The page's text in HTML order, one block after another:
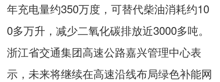
年充电量约350万度，可替代柴油消耗约10
0多万升，减少二氧化碳排放近3000多吨。
浙江省交通集团高速公路嘉兴管理中心表
示，未来将继续在高速沿线布局绿色补能网